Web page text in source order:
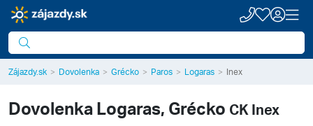
Zájazdy.sk Dovolenka Grécko Paros Logaras Inex
Dovolenka Logaras, Grécko CK Inex